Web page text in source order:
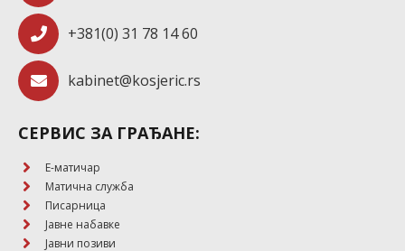
+381(0) 31 78 14 60
kabinet@kosjeric.rs
СЕРВИС ЗА ГРАЂАНЕ:
E-матичар
Матична служба
Писарница
Јавне набавке
Јавни позиви